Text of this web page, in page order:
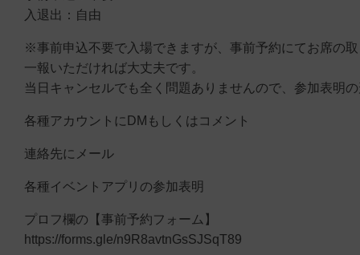
入退出：自由
※事前申込不要で入場できますが、事前予約にてお席の
一報いただければ大丈夫です。
当日キャンセルでも全く問題ありませんので、参加表明
各種アカウントにDMもしくはコメント
連絡先にメール
各種イベントアプリの参加表明
プロフ欄の【事前予約フォーム】
https://forms.gle/n9R8avtnGsSJSqT89